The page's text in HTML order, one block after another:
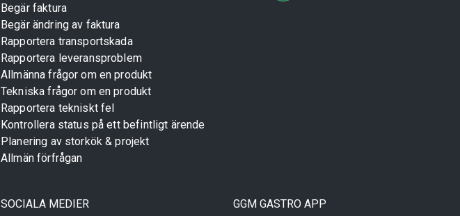
Begär faktura
Begär ändring av faktura
Rapportera transportskada
Rapportera leveransproblem
Allmänna frågor om en produkt
Tekniska frågor om en produkt
Rapportera tekniskt fel
Kontrollera status på ett befintligt ärende
Planering av storkök & projekt
Allmän förfrågan
SOCIALA MEDIER GGM GASTRO APP